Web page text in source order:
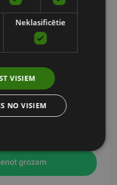
500 G (PĀRIS)
grozam
Neklasificētie
VISIEM
NO VISIEM